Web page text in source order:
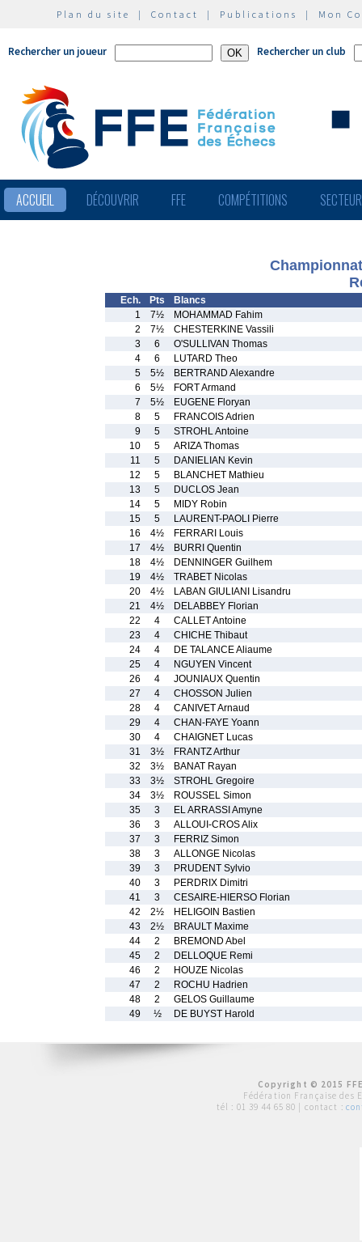
Plan du site | Contact | Publications | Mon
Rechercher un joueur Rechercher un club
ACCUEIL DÉCOUVRIR FFE COMPÉTITIONS
Ech. Pts
Blancs
1
7½
MOHAMMAD Fahim
2
7½
CHESTERKINE Vassili
3
6
O'SULLIVAN Thomas
4
6
LUTARD Theo
5
5½
BERTRAND Alexandre
6
5½
FORT Armand
7
5½
EUGENE Floryan
8
5
FRANCOIS Adrien
9
5
STROHL Antoine
10
5
ARIZA Thomas
11
5
DANIELIAN Kevin
12
5
BLANCHET Mathieu
13
5
DUCLOS Jean
14
5
MIDY Robin
15
5
LAURENT-PAOLI Pierre
16
4½
FERRARI Louis
17
4½
BURRI Quentin
18
4½
DENNINGER Guilhem
19
4½
TRABET Nicolas
20
4½
LABAN GIULIANI Lisandru
21
4½
DELABBEY Florian
22
4
CALLET Antoine
23
4
CHICHE Thibaut
24
4
DE TALANCE Aliaume
25
4
NGUYEN Vincent
26
4
JOUNIAUX Quentin
27
4
CHOSSON Julien
28
4
CANIVET Arnaud
29
4
CHAN-FAYE Yoann
30
4
CHAIGNET Lucas
31
3½
FRANTZ Arthur
32
3½
BANAT Rayan
33
3½
STROHL Gregoire
34
3½
ROUSSEL Simon
35
3
EL ARRASSI Amyne
36
3
ALLOUI-CROS Alix
37
3
FERRIZ Simon
38
3
ALLONGE Nicolas
39
3
PRUDENT Sylvio
40
3
PERDRIX Dimitri
41
3
CESAIRE-HIERSO Florian
42
2½
HELIGOIN Bastien
43
2½
BRAULT Maxime
44
2
BREMOND Abel
45
2
DELLOQUE Remi
46
2
HOUZE Nicolas
47
2
ROCHU Hadrien
48
2
GELOS Guillaume
49
½ DE BUYST Harold
Copyright © 2015
Fédération Française des
tél : 01 39 44 65 80 | contact :